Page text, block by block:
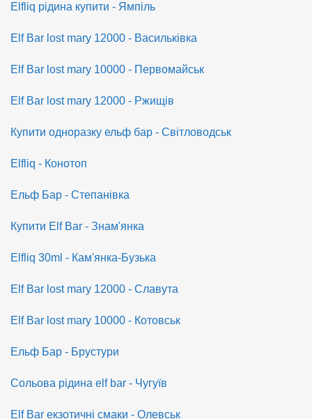
Elfliq рідина купити - Ямпіль
Elf Bar lost mary 12000 - Васильківка
Elf Bar lost mary 10000 - Первомайськ
Elf Bar lost mary 12000 - Ржищів
Купити одноразку ельф бар - Світловодськ
Elfliq - Конотоп
Ельф Бар - Степанівка
Купити Elf Bar - Знам'янка
Elfliq 30ml - Кам'янка-Бузька
Elf Bar lost mary 12000 - Славута
Elf Bar lost mary 10000 - Котовськ
Ельф Бар - Брустури
Сольова рідина elf bar - Чугуїв
Elf Bar екзотичні смаки - Олевськ